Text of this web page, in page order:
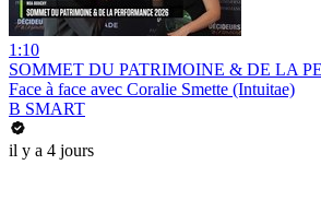
1:10
SOMMET DU PATRIMOINE & DE LA
Face à face avec Coralie Smette (Intuitae)
B SMART
il y a 4 jours